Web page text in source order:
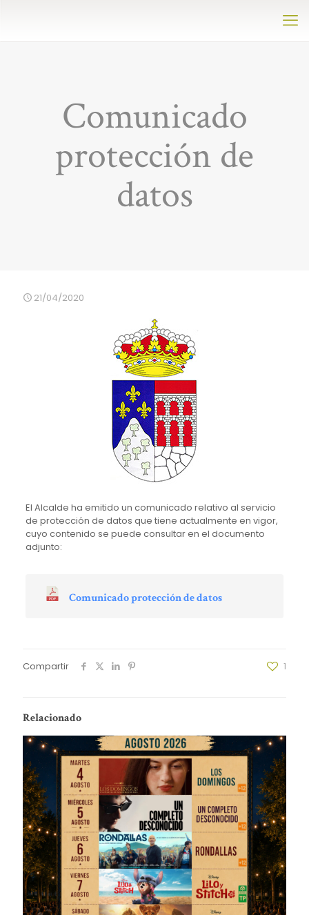
Comunicado
protección de
datos
21/04/2020
El Alcalde ha emitido un comunicado relativo al servicio
de protección de datos que tiene actualmente en vigor,
cuyo contenido se puede consultar en el documento
adjunto:
Comunicado protección de datos
Compartir 1
Relacionado